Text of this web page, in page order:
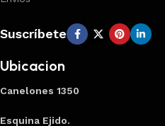
Suscríbete
Ubicacion
Canelones 1350
Esquina Ejido.